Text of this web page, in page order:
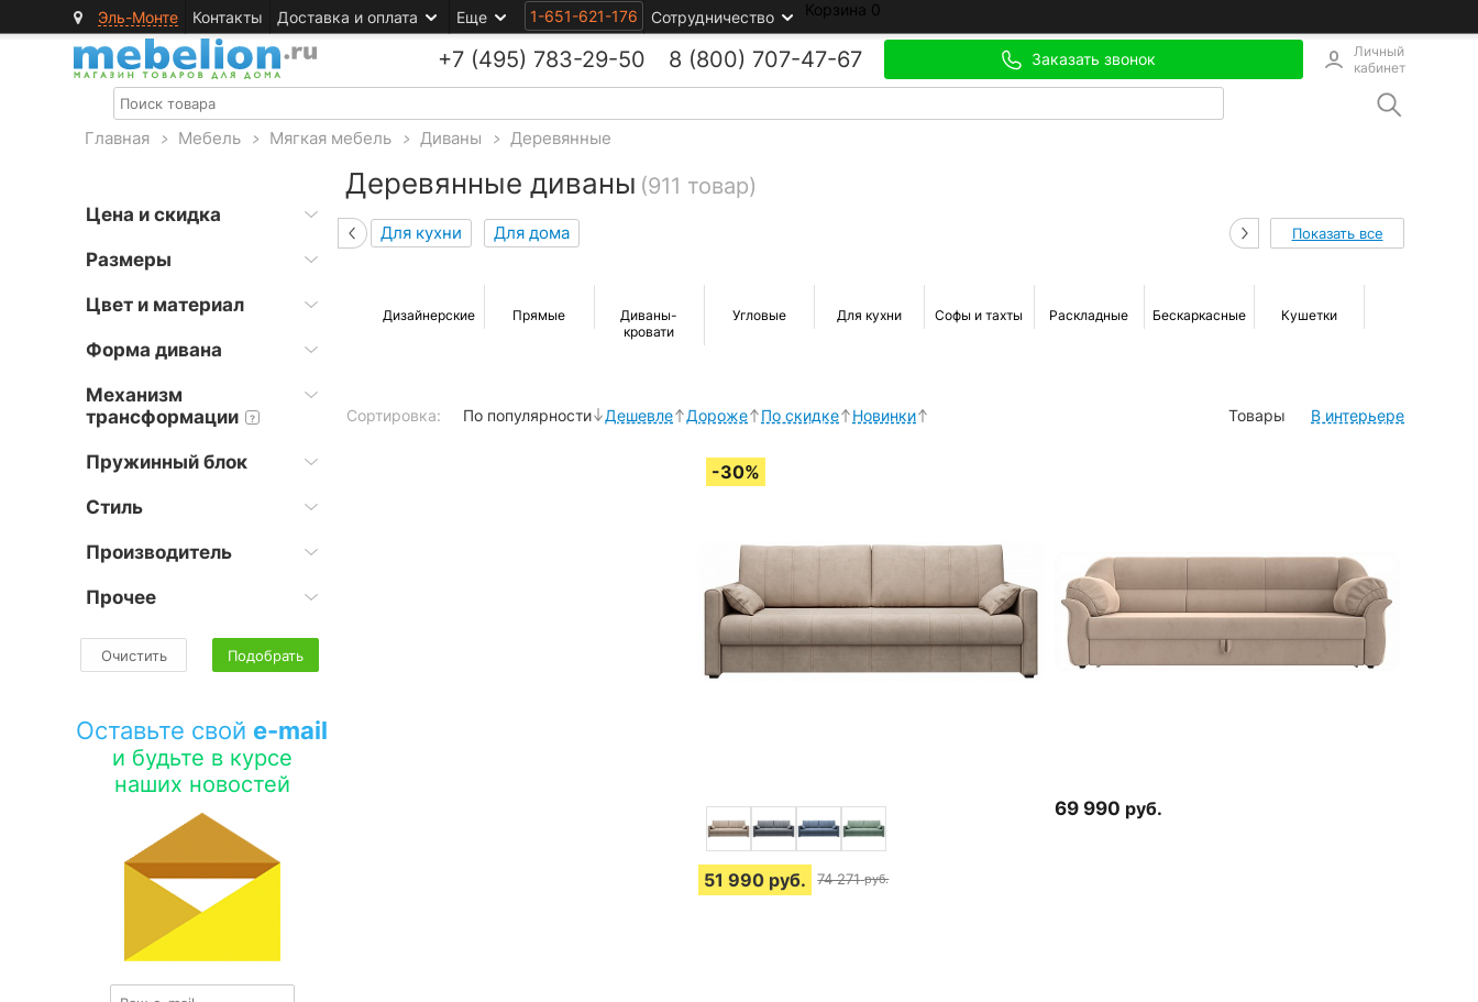
Эль-Монте Контакты Доставка и оплата Еще 1-651-621-176 Сотрудничество Корзина 0
+7 (495) 783-29-50 8 (800) 707-47-67 Заказать звонок
Личный
кабинет
Главная > Мебель > Мягкая мебель > Диваны > Деревянные
Цена и скидка
Размеры
Цвет и материал
Форма дивана
Механизм
трансформации
?
Пружинный блок
Стиль
Производитель
Прочее
Очистить Подобрать
Оставьте свой e-mail
и будьте в курсе
наших новостей
Деревянные диваны (911 товар)
Для кухни Для дома Показать все
Дизайнерские Прямые
Диваны-
кровати
Угловые Для кухни Софы и тахты Раскладные Бескаркасные Кушетки
Сортировка: По популярности Дешевле Дороже По скидке Новинки Товары В интерьере
51 990 руб. 74 271 руб.
69 990 руб.